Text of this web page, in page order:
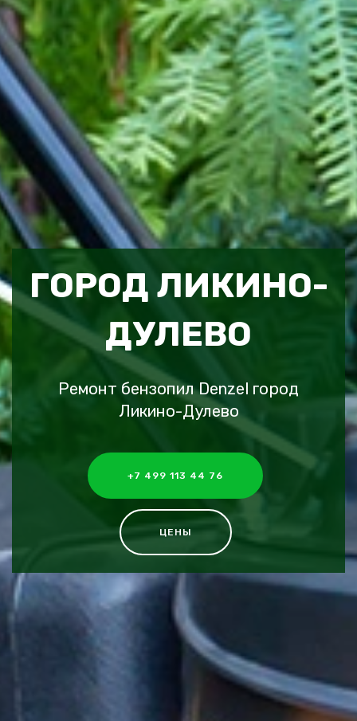
ГОРОД ЛИКИНО-
ДУЛЕВО
Ремонт бензопил Denzel город
Ликино-Дулево
+7 499 113 44 76
ЦЕНЫ